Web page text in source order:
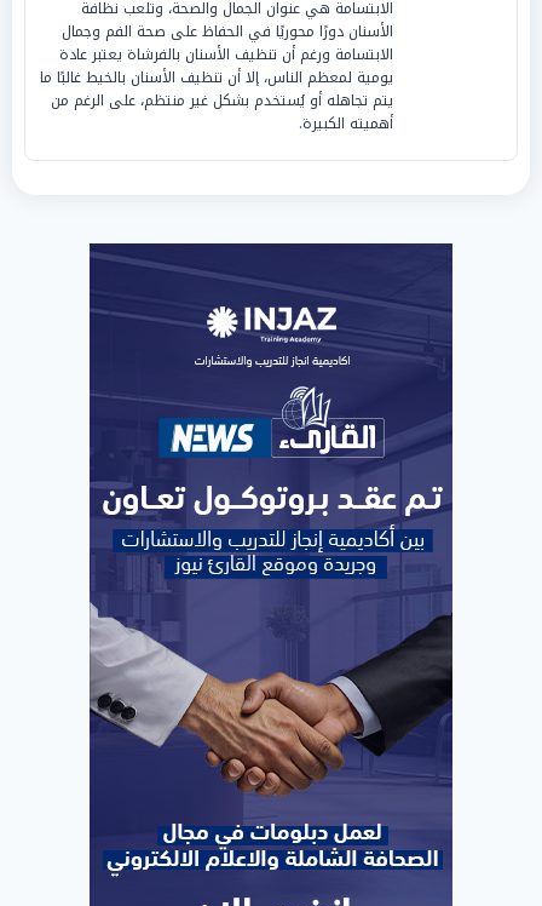
الابتسامة هي عنوان الجمال والصحة، وتلعب نظافة
الأسنان دورًا محوريًا في الحفاظ على صحة الفم وجمال
الابتسامة ورغم أن تنظيف الأسنان بالفرشاة يعتبر عادة
يومية لمعظم الناس، إلا أن تنظيف الأسنان بالخيط غالبًا ما
يتم تجاهله أو يُستخدم بشكل غير منتظم، على الرغم من
أهميته الكبيرة.